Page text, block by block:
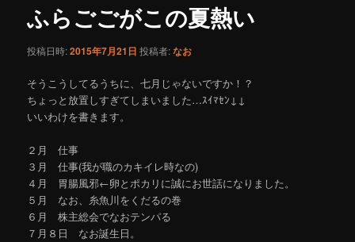
ン
テ
ン
ツ
へ
移
動
ふらごごがこの夏熱い
投稿日時:2015年7月21日 投稿者:なお
そうこうしてるうちに、七月じゃないですか！？
ちょっと放置しすぎてしまいました…ｽｲﾏｾﾝ↓↓
いいわけを書きます。
２月 仕事
３月 仕事(我が職のカキイレ時なの)
４月 胃腸風邪←卵とポカリに誠にお世話になりました。
５月 なお、糸魚川をくだるの巻
６月 株主総会でなおテンパる
７月８日 なお誕生日。